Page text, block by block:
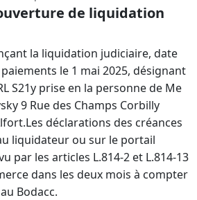
de liquidation
la liquidation judiciaire, date
le 1 mai 2025, désignant
S21y prise en la personne de Me
9 Rue des Champs Corbilly
déclarations des créances
liquidateur ou sur le portail
par les articles L.814-2 et L.814-13
dans les deux mois à compter
Bodacc.